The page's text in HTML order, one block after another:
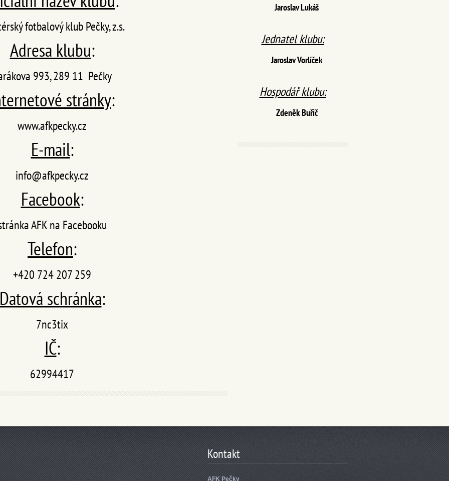
fotbalový klub Pečky, z.s.
Adresa klubu:
993, 289 11 Pečky
stránky:
www.afkpecky.cz
E-mail:
info@afkpecky.cz
Facebook:
AFK na Facebooku
Telefon:
+420 724 207 259
schránka:
7nc3tix
IČ:
62994417
Jaroslav Lukáš
Jednatel klubu:
Jaroslav Vorlíček
Hospodář klubu:
Zdeněk Buřič
Kontakt
AFK Pečky